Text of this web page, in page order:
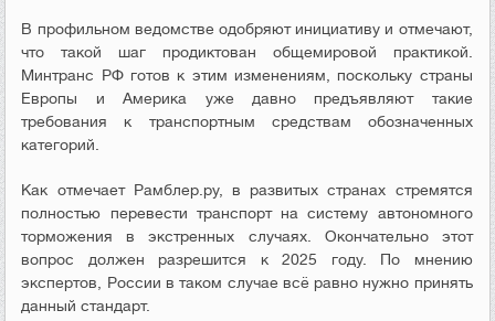
В профильном ведомстве одобряют инициативу и отмечают,
что такой шаг продиктован общемировой практикой.
Минтранс РФ готов к этим изменениям, поскольку страны
Европы и Америка уже давно предъявляют такие
требования к транспортным средствам обозначенных
категорий.
Как отмечает Рамблер.ру, в развитых странах стремятся
полностью перевести транспорт на систему автономного
торможения в экстренных случаях. Окончательно этот
вопрос должен разрешится к 2025 году. По мнению
экспертов, России в таком случае всё равно нужно принять
данный стандарт.